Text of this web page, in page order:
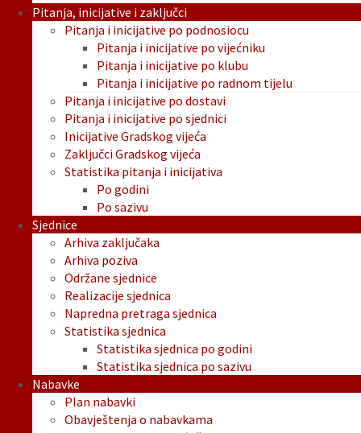
Pitanja, inicijative i zaključci
Pitanja i inicijative po podnosiocu
Pitanja i inicijative po vijećniku
Pitanja i inicijative po klubu
Pitanja i inicijative po radnom tijelu
Pitanja i inicijative po dostavi
Pitanja i inicijative po sjednici
Inicijative Gradskog vijeća
Zaključci Gradskog vijeća
Statistika pitanja i inicijativa
Po godini
Po sazivu
Sjednice
Arhiva zaključaka
Arhiva poziva
Održane sjednice
Realizacije sjednica
Napredna pretraga sjednica
Statistika sjednica
Statistika sjednica po godini
Statistika sjednica po sazivu
Nabavke
Plan nabavki
Obavještenja o nabavkama